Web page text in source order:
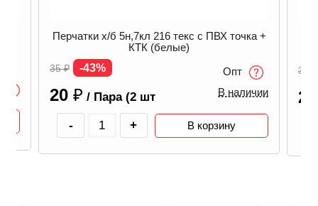
Перчатки х/б 5н,7кл 216 текс с ПВХ точка +
КТК (белые)
35₽ -43%
20 ₽ / Пара (2 шт
Опт
В наличии
- + В корзину
35